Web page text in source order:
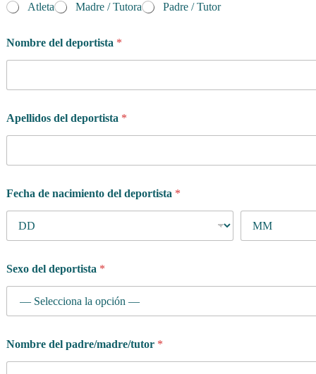
Atleta
Madre / Tutora Padre / Tutor
Nombre del deportista *
Apellidos del deportista *
Fecha de nacimiento del deportista *
Sexo del deportista *
Nombre del padre/madre/tutor *